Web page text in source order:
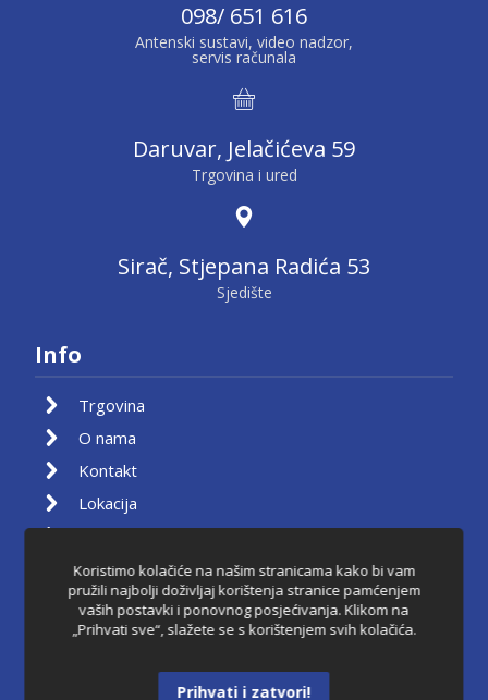
098/ 651 616
Antenski sustavi, video nadzor,
servis računala
Daruvar, Jelačićeva 59
Trgovina i ured
Sirač, Stjepana Radića 53
Sjedište
Info
Trgovina
O nama
Kontakt
Lokacija
Košarica
Pravila privatnosti
Uvjeti korištenja
Raskid ugovora
Koristimo kolačiće na našim stranicama kako bi vam
pružili najbolji doživljaj korištenja stranice pamćenjem
vaših postavki i ponovnog posjećivanja. Klikom na
„Prihvati sve“, slažete se s korištenjem svih kolačića.
Prihvati i zatvori!